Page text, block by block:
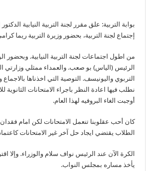
بوابة التربية: علق مقرر لجنة التربية النيابية
إجتماع لجنة التربية، بحضور وزيرة التربية ريما
من اطول اجتماعات لجنة التربية النيابية. وبحضور
الرئيس (الياس) بو صعب. والعمداء ممثلي وزارتي
التربوي واليونيسف. التوصية التي اخذناها
نطلب فيها اعادة النظر باجراء الامتحانات الثانوية
أوجبت الغاء البروفيه لهذا العام.
كان أحب عقلوبنا تنعمل الامتحانات لكن امام فقدان
الطلاب يقتضي ايجاد حل آخر غير الامتحانات
الكرة الآن عند الرئيس نواف سلام والوزراء. وإلا
يأخذ مساره بمجلس النواب.